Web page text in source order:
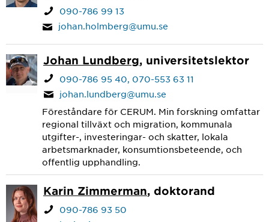
090-786 99 13
johan.holmberg@umu.se
Johan Lundberg, universitetslektor
090-786 95 40 070-553 63 11
johan.lundberg@umu.se
Föreståndare för CERUM. Min forskning omfattar
regional tillväxt och migration, kommunala
utgifter-, investeringar- och skatter, lokala
arbetsmarknader, konsumtionsbeteende, och
offentlig upphandling.
Karin Zimmerman, doktorand
090-786 93 50